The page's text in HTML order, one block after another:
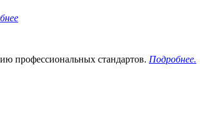
профессиональных стандартов. Подробнее.